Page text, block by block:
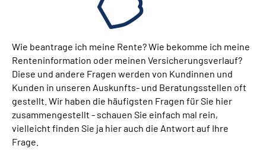
Wie beantrage ich meine Rente? Wie bekomme ich meine
Renteninformation oder meinen Versicherungsverlauf?
Diese und andere Fragen werden von Kundinnen und
Kunden in unseren Auskunfts- und Beratungsstellen oft
gestellt. Wir haben die häufigsten Fragen für Sie hier
zusammengestellt - schauen Sie einfach mal rein,
vielleicht finden Sie ja hier auch die Antwort auf Ihre
Frage.